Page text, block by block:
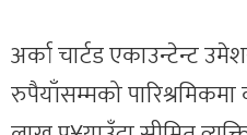
अर्का चार्टड एकाउन्टेन्ट
रुपैयाँसम्मको